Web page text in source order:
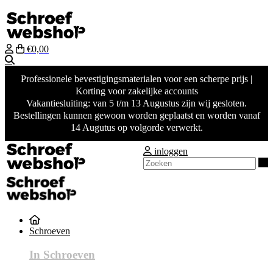
€0,00
Professionele bevestigingsmaterialen voor een scherpe prijs |
Korting voor zakelijke accounts
Vakantiesluiting: van 5 t/m 13 Augustus zijn wij gesloten.
Bestellingen kunnen gewoon worden geplaatst en worden vanaf
14 Augutus op volgorde verwerkt.
inloggen
Schroeven
In Schroeven